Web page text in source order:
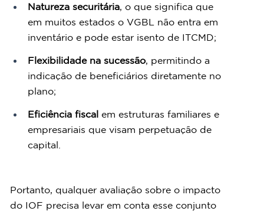
Natureza securitária, o que significa que
em muitos estados o VGBL não entra em
inventário e pode estar isento de ITCMD;
Flexibilidade na sucessão, permitindo a
indicação de beneficiários diretamente no
plano;
Eficiência fiscal em estruturas familiares e
empresariais que visam perpetuação de
capital.
Portanto, qualquer avaliação sobre o impacto
do IOF precisa levar em conta esse conjunto